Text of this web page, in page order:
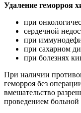
Удаление геморроя
при
сердечной
при
при сахарном
при болезнях
При наличии
геморроя без
вмешательство
проведением